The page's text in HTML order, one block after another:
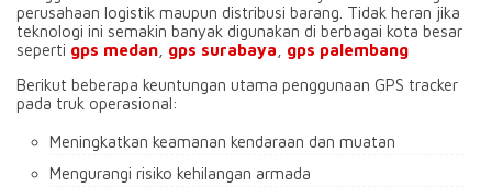
perusahaan logistik maupun distribusi barang. Tidak heran jika
teknologi ini semakin banyak digunakan di berbagai kota besar
seperti gps medan gps surabaya
gps palembang
Berikut beberapa keuntungan utama penggunaan GPS tracker
pada truk operasional:
Meningkatkan keamanan kendaraan dan muatan
Mengurangi risiko kehilangan armada